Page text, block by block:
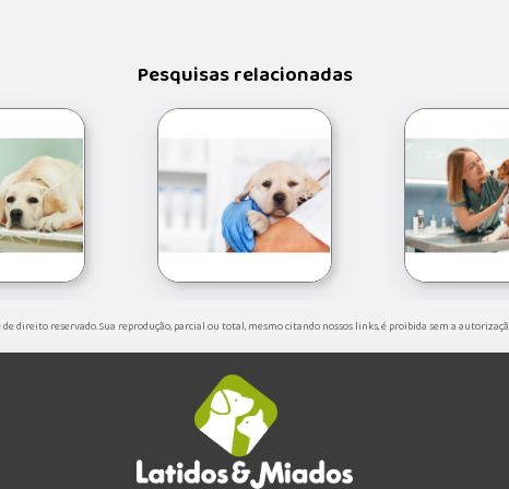
Pesquisas relacionadas
de direito reservado. Sua reprodução, parcial ou total, mesmo citando nossos links, é proibida sem a